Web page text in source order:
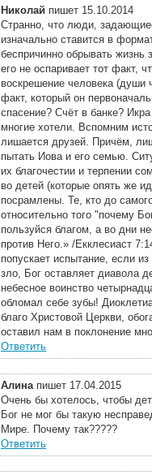
Николай пишет 15.10.2014
Странно, что люди,
изначально ставится в
беспричинно обрывать
его не оспаривает тот факт,
воскрешение человека (души
факт, который он
спасение? Счёт в банке?
многие хотели. Вспомним
лишается друзей. Причём,
пытать Иова и его семью.
их благочестии и терпении
во детей (которые опять же
посрамлены. Те, кто до
относительно того "почему
пользуйся благом, а во дни
против Него.» /Екклесиаст
попускает испытание, если
зло, Бог оставляет диавола
небесное воинство
обломал себе зубы!
благо Христовой Церкви,
оставил нам в поклонение
Ответить
Алинапишет 17.04.2015
Очень бы хотелось, чтобы
Бог не мог бы такую
Мире. Почему так?????
Ответить